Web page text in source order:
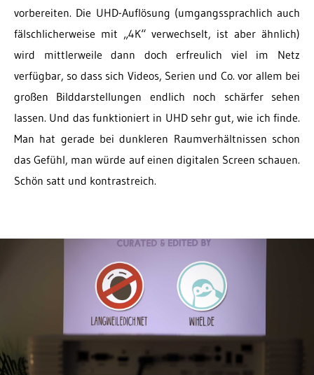
vorbereiten. Die UHD-Auflösung (umgangssprachlich auch
fälschlicherweise mit „4K“ verwechselt, ist aber ähnlich)
wird mittlerweile dann doch erfreulich viel im Netz
verfügbar, so dass sich Videos, Serien und Co. vor allem bei
großen Bilddarstellungen endlich noch schärfer sehen
lassen. Und das funktioniert in UHD sehr gut, wie ich finde.
Man hat gerade bei dunkleren Raumverhältnissen schon
das Gefühl, man würde auf einen digitalen Screen schauen.
Schön satt und kontrastreich.